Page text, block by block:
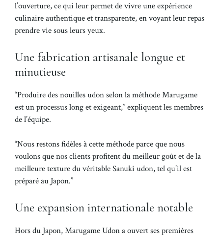
l’ouverture, ce qui leur permet de vivre une expérience
culinaire authentique et transparente, en voyant leur repas
prendre vie sous leurs yeux.
Une fabrication artisanale longue et
minutieuse
“Produire des nouilles udon selon la méthode Marugame
est un processus long et exigeant,” expliquent les membres
de l’équipe.
“Nous restons fidèles à cette méthode parce que nous
voulons que nos clients profitent du meilleur goût et de la
meilleure texture du véritable Sanuki udon, tel qu’il est
préparé au Japon.”
Une expansion internationale notable
Hors du Japon, Marugame Udon a ouvert ses premières